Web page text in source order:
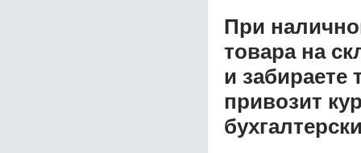
При
товара на
и забираете
привозит